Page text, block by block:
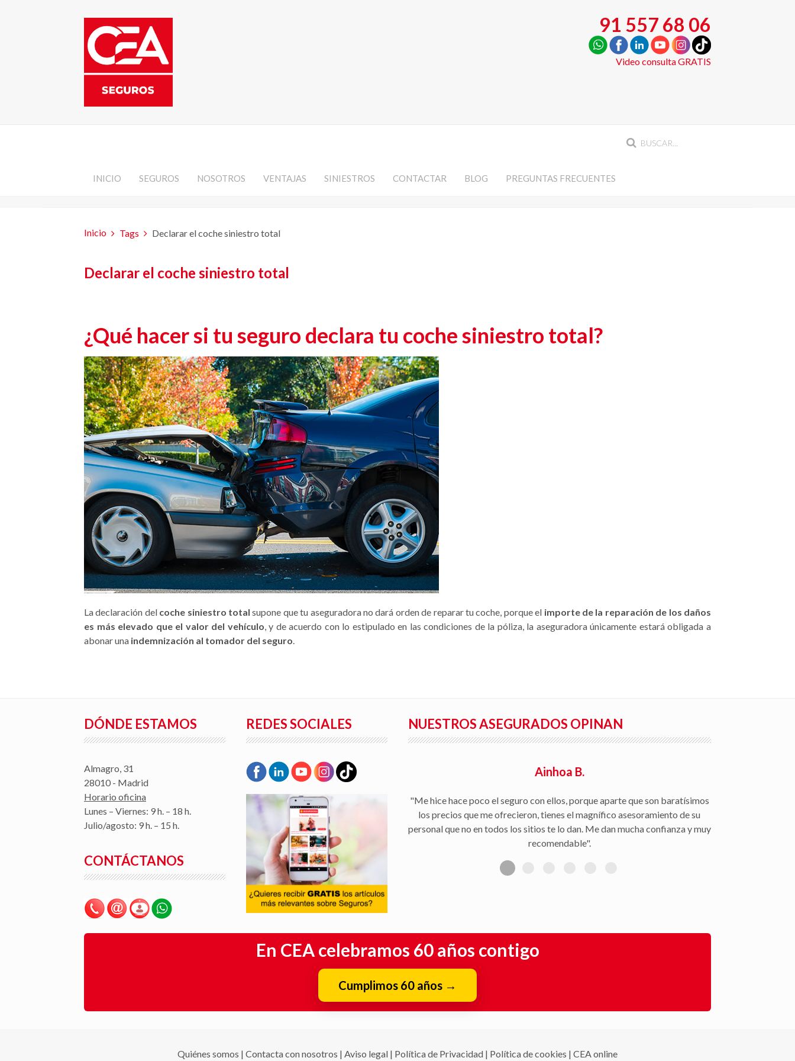
91 557 68 06
Video consulta GRATIS
INICIO SEGUROS NOSOTROS VENTAJAS SINIESTROS CONTACTAR BLOG PREGUNTAS FRECUENTES
Inicio Tags Declarar el coche siniestro total
Declarar el coche siniestro total
¿Qué hacer si tu seguro declara tu coche siniestro total?
La declaración del coche siniestro total supone que tu aseguradora no dará orden de reparar tu coche, porque el importe de la reparación de los daños
es más elevado que el valor del vehículo, y de acuerdo con lo estipulado en las condiciones de la póliza, la aseguradora únicamente estará obligada a
abonar una indemnización al tomador del seguro.
DÓNDE ESTAMOS
Almagro, 31
28010 - Madrid
Horario oficina
Lunes – Viernes: 9 h. – 18 h.
Julio/agosto: 9 h. – 15 h.
CONTÁCTANOS
REDES SOCIALES NUESTROS ASEGURADOS OPINAN
Ainhoa B.
"Me hice hace poco el seguro con ellos, porque aparte que son baratísimos
los precios que me ofrecieron, tienes el magnífico asesoramiento de su
personal que no en todos los sitios te lo dan. Me dan mucha confianza y muy
recomendable".
En CEA celebramos 60 años contigo
Cumplimos 60 años →
Quiénes somos | Contacta con nosotros | Aviso legal | Política de Privacidad | Política de cookies | CEA online